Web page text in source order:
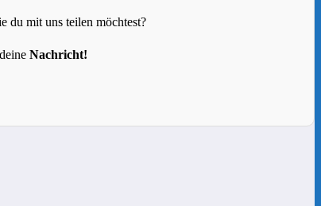
du mit uns teilen möchtest?
Nachricht!